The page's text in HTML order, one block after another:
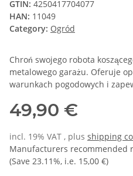
GTIN: 4250417704077
HAN: 11049
Category: Ogród
Chroń swojego robota
metalowego garażu. Oferuje
warunkach pogodowych i
49,90 €
incl. 19% VAT , plus shipping
Manufacturers recommended
(Save 23.11%, i.e. 15,00 €)